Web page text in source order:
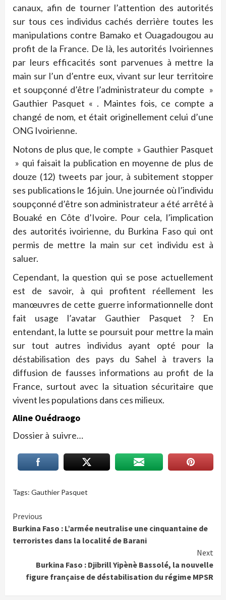
canaux, afin de tourner l’attention des autorités
sur tous ces individus cachés derrière toutes les
manipulations contre Bamako et Ouagadougou au
profit de la France. De là, les autorités Ivoiriennes
par leurs efficacités sont parvenues à mettre la
main sur l’un d’entre eux, vivant sur leur territoire
et soupçonné d’être l’administrateur du compte »
Gauthier Pasquet « . Maintes fois, ce compte a
changé de nom, et était originellement celui d’une
ONG Ivoirienne.
Notons de plus que, le compte » Gauthier Pasquet
» qui faisait la publication en moyenne de plus de
douze (12) tweets par jour, à subitement stopper
ses publications le 16 juin. Une journée où l’individu
soupçonné d’être son administrateur a été arrêté à
Bouaké en Côte d’Ivoire. Pour cela, l’implication
des autorités ivoirienne, du Burkina Faso qui ont
permis de mettre la main sur cet individu est à
saluer.
Cependant, la question qui se pose actuellement
est de savoir, à qui profitent réellement les
manœuvres de cette guerre informationnelle dont
fait usage l’avatar Gauthier Pasquet ? En
entendant, la lutte se poursuit pour mettre la main
sur tout autres individus ayant opté pour la
déstabilisation des pays du Sahel à travers la
diffusion de fausses informations au profit de la
France, surtout avec la situation sécuritaire que
vivent les populations dans ces milieux.
Aline Ouédraogo
Dossier à suivre…
Tags: Gauthier Pasquet
Continue
Reading
Previous
Burkina Faso : L’armée neutralise une cinquantaine de
terroristes dans la localité de Barani
Next
Burkina Faso : Djibrill Yipènè Bassolé, la nouvelle
figure française de déstabilisation du régime MPSR